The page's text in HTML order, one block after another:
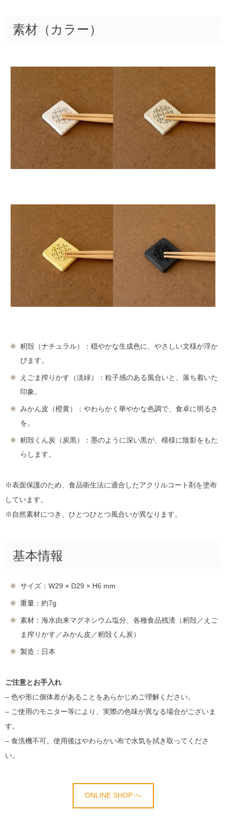
素材（カラー）
籾殻（ナチュラル）：穏やかな生成色に、やさしい文様が浮か
びます。
えごま搾りかす（淡緑）：粒子感のある風合いと、落ち着いた
印象。
みかん皮（橙黄）：やわらかく華やかな色調で、食卓に明るさ
を。
籾殻くん炭（炭黒）：墨のように深い黒が、模様に陰影をもた
らします。
※表面保護のため、食品衛生法に適合したアクリルコート剤を塗布
しています。
※自然素材につき、ひとつひとつ風合いが異なります。
基本情報
サイズ：W29 × D29 × H6 mm
重量：約7g
素材：海水由来マグネシウム塩分、各種食品残渣（籾殻／えご
ま搾りかす／みかん皮／籾殻くん炭）
製造：日本
ご注意とお手入れ
– 色や形に個体差があることをあらかじめご理解ください。
– ご使用のモニター等により、実際の色味が異なる場合がございま
す。
– 食洗機不可。使用後はやわらかい布で水気を拭き取ってくださ
い。
ONLINE SHOP へ